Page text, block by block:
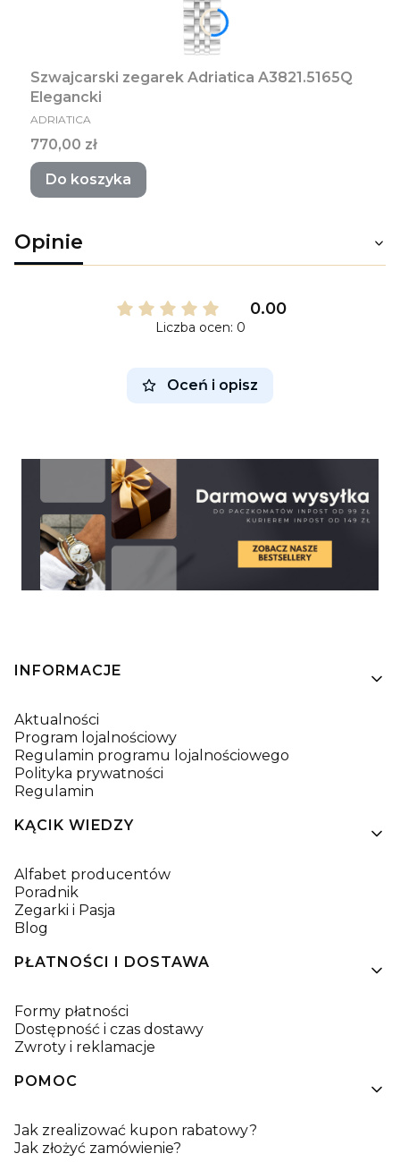
Szwajcarski zegarek Adriatica A3821.5165Q
Elegancki
PRODUCENT
ADRIATICA
Cena
770,00 zł
Do koszyka
Opinie
0.00
Liczba ocen: 0
Oceń i opisz
Linki w stopce
INFORMACJE
Aktualności
Program lojalnościowy
Regulamin programu lojalnościowego
Polityka prywatności
Regulamin
KĄCIK WIEDZY
Alfabet producentów
Poradnik
Zegarki i Pasja
Blog
PŁATNOŚCI I DOSTAWA
Formy płatności
Dostępność i czas dostawy
Zwroty i reklamacje
POMOC
Jak zrealizować kupon rabatowy?
Jak złożyć zamówienie?